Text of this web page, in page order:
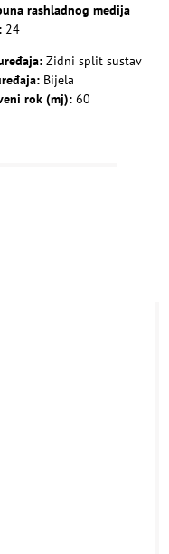
rashladnog medija
24
Zidni split sustav
Bijela
rok (mj): 60